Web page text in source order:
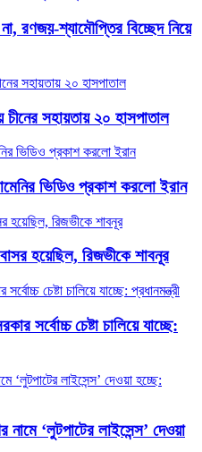
রণজয়-শ্যামৌপ্তির বিচ্ছেদ নিয়ে
চীনের সহায়তায় ২০ হাসপাতাল
ভিডিও প্রকাশ করলো ইরান
হয়েছিল, রিজভীকে শাবনূর
সর্বোচ্চ চেষ্টা চালিয়ে যাচ্ছে:
নামে ‘লুটপাটের লাইসেন্স’ দেওয়া